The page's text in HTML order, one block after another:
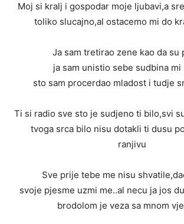
Moj si kralj i gospodar moje ljubavi,a
toliko slucajno,al ostacemo mi do
Ja sam tretirao zene kao da su
ja sam unistio sebe sudbina mi
sto sam procerdao mladost i tudje
Ti si radio sve sto je sudjeno ti bilo,svi
tvoga srca bilo nisu dotakli ti dusu
ranjivu
Sve prije tebe me nisu
svoje pjesme uzmi me..al necu ja jos
brodolom je veza sa mnom